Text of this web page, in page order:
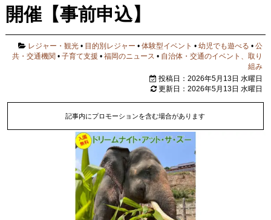
開催【事前申込】
レジャー・観光 • 目的別レジャー •体験型イベント •幼児でも遊べる •公
共・交通機関 •子育て支援 •福岡のニュース • 自治体・交通のイベント、取り
組み
投稿日：2026年5月13日 水曜日
更新日：2026年5月13日 水曜日
記事内にプロモーションを含む場合があります